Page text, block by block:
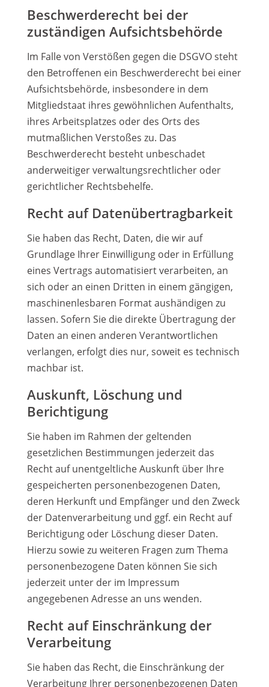
Beschwerderecht bei der
zuständigen Aufsichtsbehörde
Im Falle von Verstößen gegen die DSGVO steht
den Betroffenen ein Beschwerderecht bei einer
Aufsichtsbehörde, insbesondere in dem
Mitgliedstaat ihres gewöhnlichen Aufenthalts,
ihres Arbeitsplatzes oder des Orts des
mutmaßlichen Verstoßes zu. Das
Beschwerderecht besteht unbeschadet
anderweitiger verwaltungsrechtlicher oder
gerichtlicher Rechtsbehelfe.
Recht auf Datenübertragbarkeit
Sie haben das Recht, Daten, die wir auf
Grundlage Ihrer Einwilligung oder in Erfüllung
eines Vertrags automatisiert verarbeiten, an
sich oder an einen Dritten in einem gängigen,
maschinenlesbaren Format aushändigen zu
lassen. Sofern Sie die direkte Übertragung der
Daten an einen anderen Verantwortlichen
verlangen, erfolgt dies nur, soweit es technisch
machbar ist.
Auskunft, Löschung und
Berichtigung
Sie haben im Rahmen der geltenden
gesetzlichen Bestimmungen jederzeit das
Recht auf unentgeltliche Auskunft über Ihre
gespeicherten personenbezogenen Daten,
deren Herkunft und Empfänger und den Zweck
der Datenverarbeitung und ggf. ein Recht auf
Berichtigung oder Löschung dieser Daten.
Hierzu sowie zu weiteren Fragen zum Thema
personenbezogene Daten können Sie sich
jederzeit unter der im Impressum
angegebenen Adresse an uns wenden.
Recht auf Einschränkung der
Verarbeitung
Sie haben das Recht, die Einschränkung der
Verarbeitung Ihrer personenbezogenen Daten